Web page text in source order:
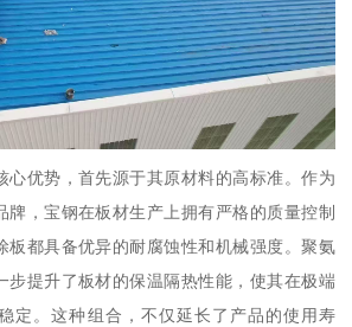
心优势，首先源于其原材料的高标准。作为
牌，宝钢在板材生产上拥有严格的质量控制
板都具备优异的耐腐蚀性和机械强度。聚氨
步提升了板材的保温隔热性能，使其在极端
定。这种组合，不仅延长了产品的使用寿